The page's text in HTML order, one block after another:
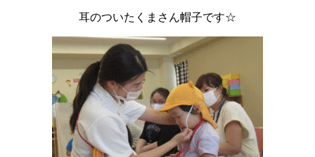
耳のついたくまさん帽子です☆